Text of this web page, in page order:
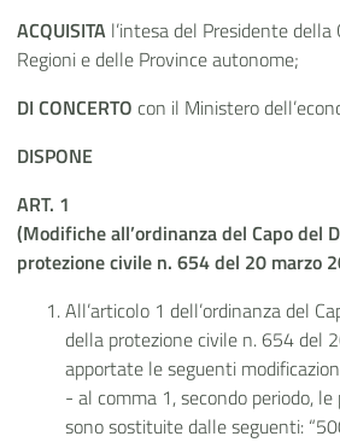
ACQUISITA l’intesa del Presidente
Regioni e delle Province autonome;
DI CONCERTO con il Ministero
DISPONE
ART. 1
(Modifiche all’ordinanza del Capo del
protezione civile n. 654 del 20 marzo
All’articolo 1 dell’ordinanza del
della protezione civile n. 654 del
apportate le seguenti
- al comma 1, secondo periodo, le
sono sostituite dalle seguenti: